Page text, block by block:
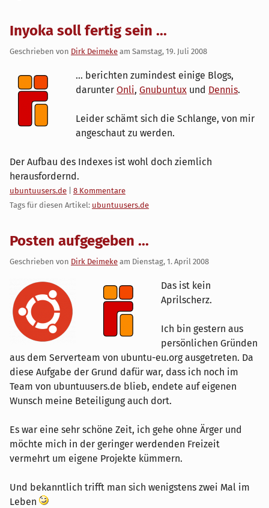
Inyoka soll fertig sein ...
Geschrieben von Dirk Deimeke am Samstag, 19. Juli 2008
... berichten zumindest einige Blogs,
darunter Onli, Gnubuntux und Dennis.
Leider schämt sich die Schlange, von mir
angeschaut zu werden.
Der Aufbau des Indexes ist wohl doch ziemlich
herausfordernd.
Kategorien:
ubuntuusers.de
8 Kommentare
Tags für diesen Artikel: ubuntuusers.de
Posten aufgegeben ...
Geschrieben von Dirk Deimeke am Dienstag, 1. April 2008
Das ist kein
Aprilscherz.
Ich bin gestern aus
persönlichen Gründen
aus dem Serverteam von ubuntu-eu.org ausgetreten. Da
diese Aufgabe der Grund dafür war, dass ich noch im
Team von ubuntuusers.de blieb, endete auf eigenen
Wunsch meine Beteiligung auch dort.
Es war eine sehr schöne Zeit, ich gehe ohne Ärger und
möchte mich in der geringer werdenden Freizeit
vermehrt um eigene Projekte kümmern.
Und bekanntlich trifft man sich wenigstens zwei Mal im
Leben